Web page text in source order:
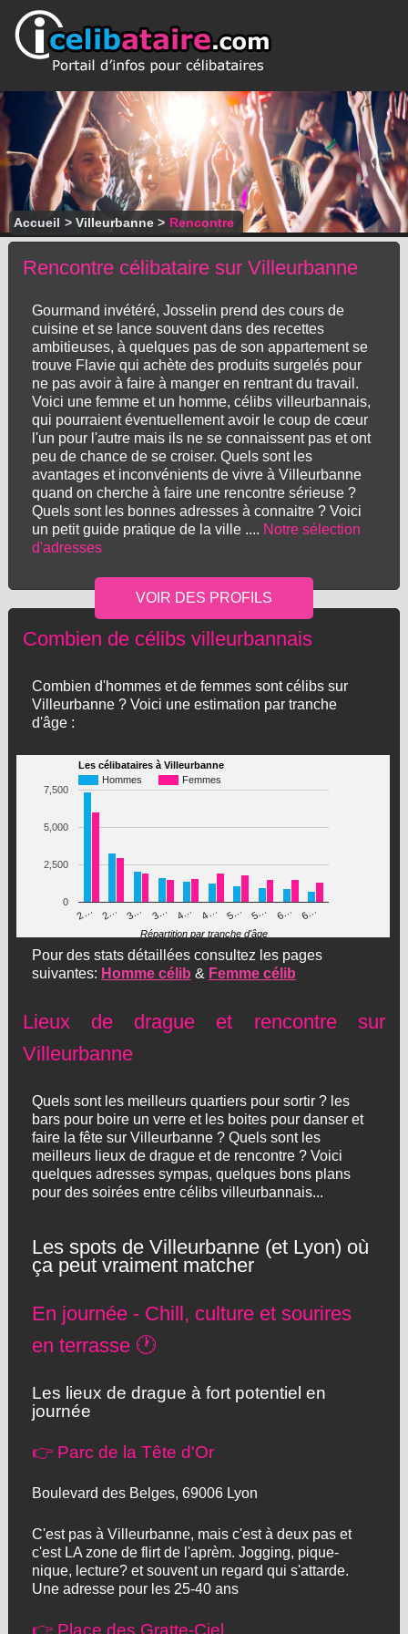
Accueil > Villeurbanne> Rencontre
Rencontre célibataire sur Villeurbanne
Gourmand invétéré, Josselin prend des cours de
cuisine et se lance souvent dans des recettes
ambitieuses, à quelques pas de son appartement se
trouve Flavie qui achète des produits surgelés pour
ne pas avoir à faire à manger en rentrant du travail.
Voici une femme et un homme, célibs villeurbannais,
qui pourraient éventuellement avoir le coup de cœur
l'un pour l'autre mais ils ne se connaissent pas et ont
peu de chance de se croiser. Quels sont les
avantages et inconvénients de vivre à Villeurbanne
quand on cherche à faire une rencontre sérieuse ?
Quels sont les bonnes adresses à connaitre ? Voici
un petit guide pratique de la ville .... Notre sélection
d'adresses
Combien de célibs villeurbannais
Combien d'hommes et de femmes sont célibs sur
Villeurbanne ? Voici une estimation par tranche
d'âge :
Les célibataires à Villeurbanne
Hommes
Femmes
2… 2… 3… 3… 4… 4… 5… 5… 6… 6…
0
2,500
5,000
7,500
Répartition par tranche d'âge
Pour des stats détaillées consultez les pages
suivantes: Homme célib & Femme célib
Lieux de drague et rencontre sur
Villeurbanne
Quels sont les meilleurs quartiers pour sortir ? les
bars pour boire un verre et les boites pour danser et
faire la fête sur Villeurbanne ? Quels sont les
meilleurs lieux de drague et de rencontre ? Voici
quelques adresses sympas, quelques bons plans
pour des soirées entre célibs villeurbannais...
Les spots de Villeurbanne (et Lyon) où
ça peut vraiment matcher
En journée - Chill, culture et sourires
en terrasse 🕐
Les lieux de drague à fort potentiel en
journée
👉 Parc de la Tête d'Or
Boulevard des Belges, 69006 Lyon
C'est pas à Villeurbanne, mais c'est à deux pas et
c'est LA zone de flirt de l'aprèm. Jogging, pique-
nique, lecture? et souvent un regard qui s'attarde.
Une adresse pour les 25-40 ans
👉 Place des Gratte-Ciel